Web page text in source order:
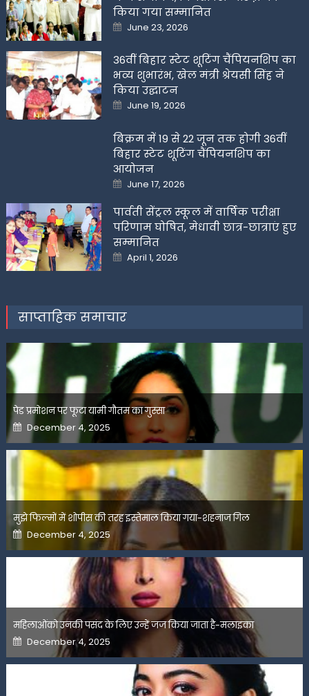
किया गया सम्मानित
Posted
on
June 23, 2026
36वीं बिहार स्टेट शूटिंग चैंपियनशिप का
भव्य शुभारंभ, खेल मंत्री श्रेयसी सिंह ने
किया उद्घाटन
Posted
on
June 19, 2026
बिक्रम में 19 से 22 जून तक होगी 36वीं
बिहार स्टेट शूटिंग चैंपियनशिप का
आयोजन
Posted
on
June 17, 2026
पार्वती सेंट्रल स्कूल में वार्षिक परीक्षा
परिणाम घोषित, मेधावी छात्र-छात्राएं हुए
सम्मानित
Posted
on
April 1, 2026
साप्ताहिक समाचार
पेड प्रमोशन पर फूटा यामी गौतम का गुस्सा
Posted
on
December 4, 2025
मुझे फिल्मों में शोपीस की तरह इस्तेमाल किया गया-शहनाज गिल
Posted
on
December 4, 2025
महिलाओंको उनकी पसंद के लिए उन्हें जज किया जाता है-मलाइका
Posted
on
December 4, 2025